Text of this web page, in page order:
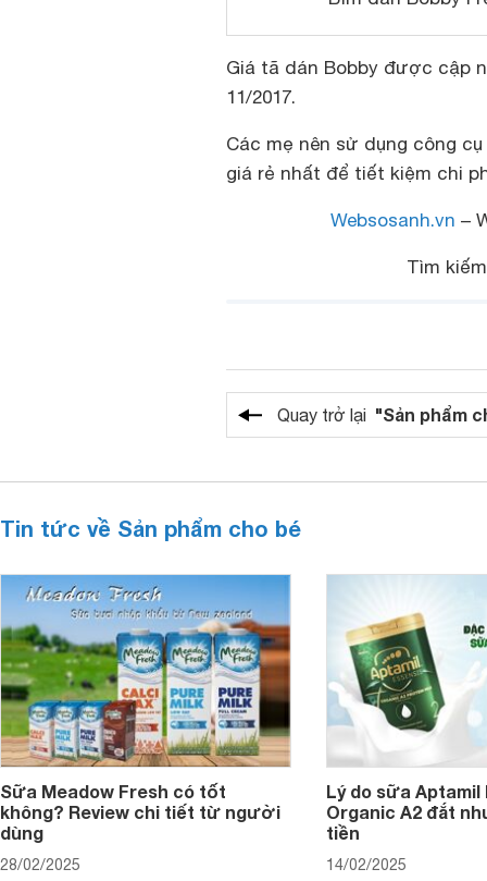
Giá tã dán Bobby được cập
11/2017.
Các mẹ nên sử dụng công cụ
giá rẻ nhất để tiết kiệm chi
Websosanh.vn –
Tìm
Quay trở lại "Sản phẩm
Tin tức về Sản phẩm cho bé
Sữa Meadow Fresh có tốt
không? Review chi tiết từ người
dùng
28/02/2025
Lý do sữa Aptamil
Organic A2 đắt
tiền
14/02/2025